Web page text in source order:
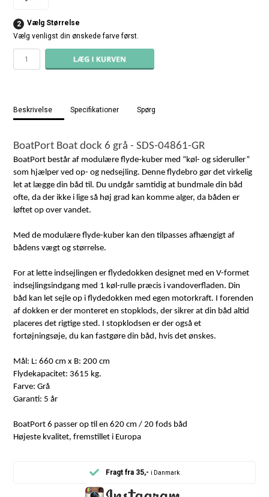
2
Vælg Størrelse
Vælg venligst din ønskede farve først.
Beskrivelse Specifikationer Spørg
BoatPort Boat dock 6 grå - SDS-04861-GR
BoatPort består af modulære flyde-kuber med “køl- og sideruller”
som hjælper ved op- og nedsejling. Denne flydebro gør det virkelig
let at lægge din båd til. Du undgår samtidig at bundmale din båd
ofte, da der ikke i lige så høj grad kan komme alger, da båden er
løftet op over vandet.
Med de modulære flyde-kuber kan den tilpasses afhængigt af
bådens vægt og størrelse.
For at lette indsejlingen er flydedokken designet med en V-formet
indsejlingsindgang med 1 køl-rulle præcis i vandoverfladen. Din
båd kan let sejle op i flydedokken med egen motorkraft. I forenden
af dokken er der monteret en stopklods, der sikrer at din båd altid
placeres det rigtige sted. I stopklodsen er der også et
fortøjningsøje, du kan fastgøre din båd, hvis det ønskes.
Mål: L: 660 cm x B: 200 cm
Flydekapacitet: 3615 kg.
Farve: Grå
Garanti: 5 år
BoatPort 6 passer op til en 620 cm / 20 fods båd
Højeste kvalitet, fremstillet i Europa
Fragt fra 35,- i Danmark